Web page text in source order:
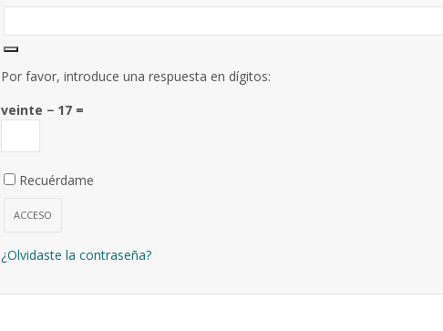
Por favor, introduce una respuesta en dígitos:
veinte − 17 =
Recuérdame
ACCESO
¿Olvidaste la contraseña?